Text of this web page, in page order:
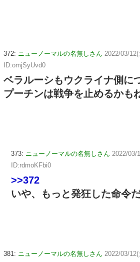
372: ニューノーマルの名無しさん 2022/03/
ID:omjSyUvd0
ベラルーシもウクライナ側に
プーチンは戦争を止めるかも
373: ニューノーマルの名無しさん 2022/03/
ID:rdmoKFbi0
>>372
いや、もっと発狂した命令だ
381: ニューノーマルの名無しさん 2022/03/